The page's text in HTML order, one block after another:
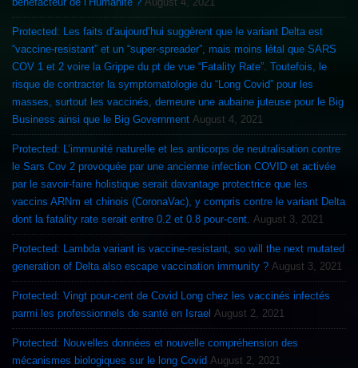
Protected: Les faits d’aujourd’hui suggèrent que le variant Delta est
“vaccine-resistant” et un “super-spreader”, mais moins létal que SARS
COV 1 et 2 voire la Grippe du pt de vue “Fatality Rate”. Toutefois, le
risque de contracter la symptomatologie du “Long Covid” pour les
masses, surtout les vaccinés, demeure une aubaine juteuse pour le Big
Business ainsi que le Big Government August 4, 2021
Protected: L’immunité naturelle et les anticorps de neutralisation contre
le Sars Cov 2 provoquée par une ancienne infection COVID et activée
par le savoir-faire holistique serait davantage protectrice que les
vaccins ARNm et chinois (CoronaVac), y compris contre le variant Delta
dont la fatality rate serait entre 0.2 et 0.8 pour-cent. August 3, 2021
Protected: Lambda variant is vaccine-resistant, so will the next mutated
generation of Delta also escape vaccination immunity ? August 3, 2021
Protected: Vingt pour-cent de Covid Long chez les vaccinés infectés
parmi les professionnels de santé en Israel August 2, 2021
Protected: Nouvelles données et nouvelle compréhension des
mécanismes biologiques sur le long Covid August 2, 2021